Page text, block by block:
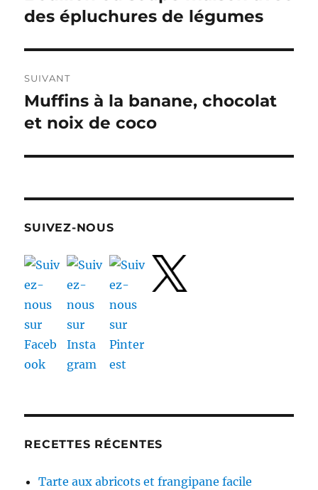
l’article
précédente :
des épluchures de légumes
SUIVANT
Publication
suivante :
Muffins à la banane, chocolat
et noix de coco
SUIVEZ-NOUS
RECETTES RÉCENTES
Tarte aux abricots et frangipane facile